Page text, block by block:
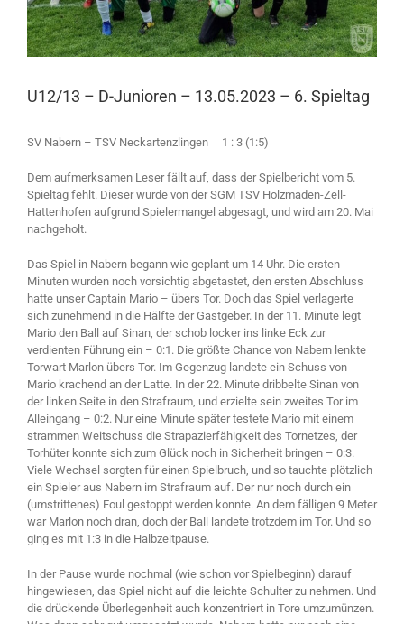
U12/13 – D-Junioren – 13.05.2023 – 6. Spieltag
SV Nabern – TSV Neckartenzlingen 1 : 3 (1:5)
Dem aufmerksamen Leser fällt auf, dass der Spielbericht vom 5.
Spieltag fehlt. Dieser wurde von der SGM TSV Holzmaden-Zell-
Hattenhofen aufgrund Spielermangel abgesagt, und wird am 20. Mai
nachgeholt.
Das Spiel in Nabern begann wie geplant um 14 Uhr. Die ersten
Minuten wurden noch vorsichtig abgetastet, den ersten Abschluss
hatte unser Captain Mario – übers Tor. Doch das Spiel verlagerte
sich zunehmend in die Hälfte der Gastgeber. In der 11. Minute legt
Mario den Ball auf Sinan, der schob locker ins linke Eck zur
verdienten Führung ein – 0:1. Die größte Chance von Nabern lenkte
Torwart Marlon übers Tor. Im Gegenzug landete ein Schuss von
Mario krachend an der Latte. In der 22. Minute dribbelte Sinan von
der linken Seite in den Strafraum, und erzielte sein zweites Tor im
Alleingang – 0:2. Nur eine Minute später testete Mario mit einem
strammen Weitschuss die Strapazierfähigkeit des Tornetzes, der
Torhüter konnte sich zum Glück noch in Sicherheit bringen – 0:3.
Viele Wechsel sorgten für einen Spielbruch, und so tauchte plötzlich
ein Spieler aus Nabern im Strafraum auf. Der nur noch durch ein
(umstrittenes) Foul gestoppt werden konnte. An dem fälligen 9 Meter
war Marlon noch dran, doch der Ball landete trotzdem im Tor. Und so
ging es mit 1:3 in die Halbzeitpause.
In der Pause wurde nochmal (wie schon vor Spielbeginn) darauf
hingewiesen, das Spiel nicht auf die leichte Schulter zu nehmen. Und
die drückende Überlegenheit auch konzentriert in Tore umzumünzen.